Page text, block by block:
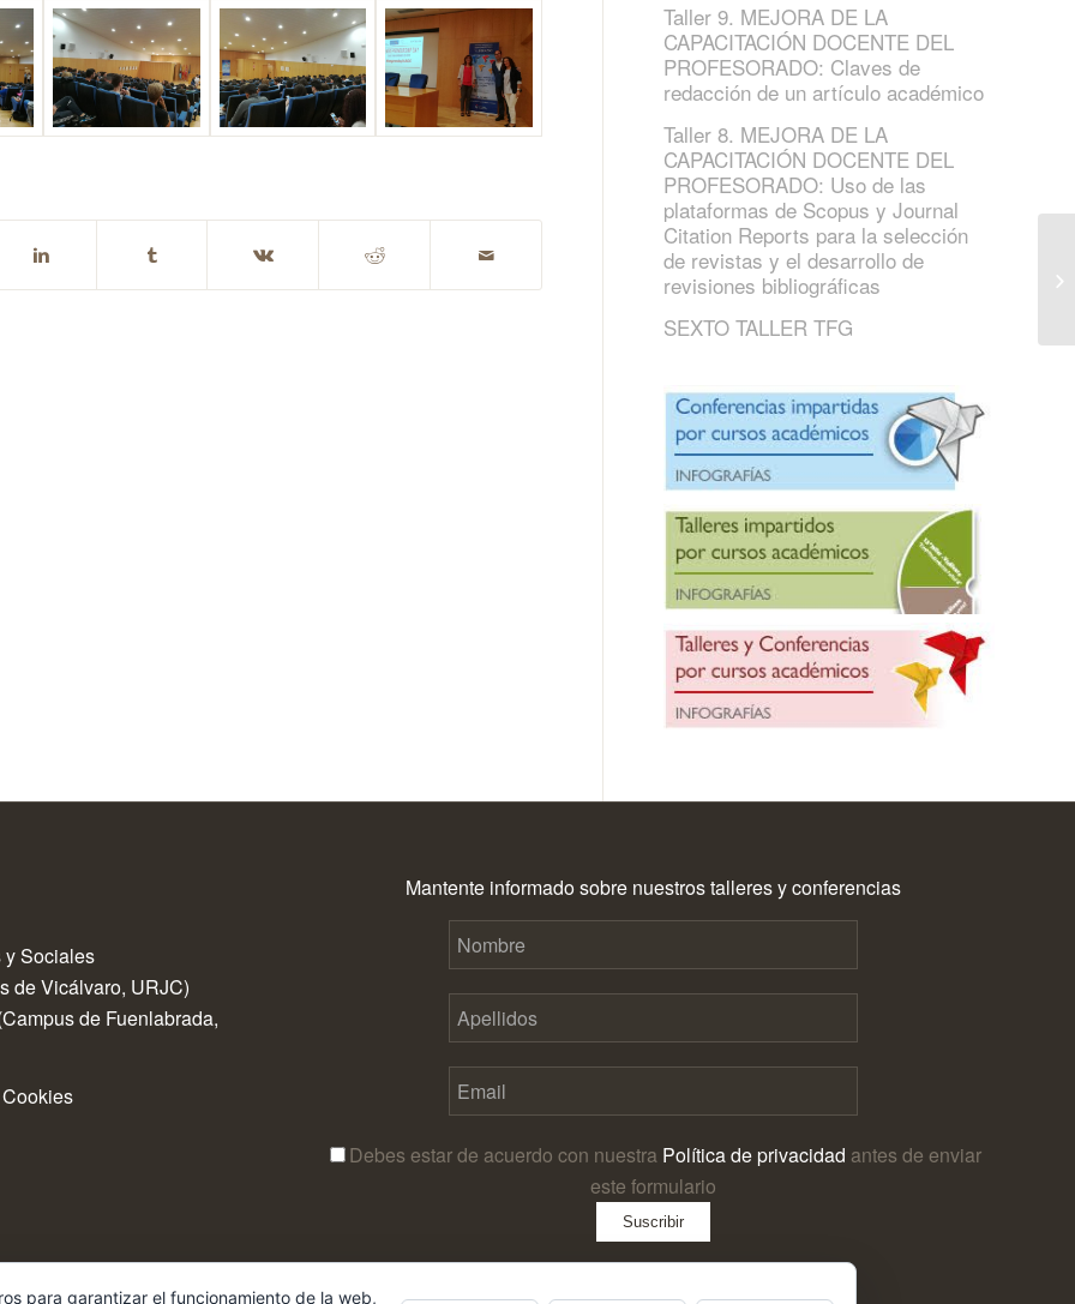
Taller 9. MEJORA DE LA
CAPACITACIÓN DOCENTE DEL
PROFESORADO: Claves de
redacción de un artículo académico
Taller 8. MEJORA DE LA
CAPACITACIÓN DOCENTE DEL
PROFESORADO: Uso de las
plataformas de Scopus y Journal
Citation Reports para la selección
de revistas y el desarrollo de
revisiones bibliográficas
SEXTO TALLER TFG
Sociales
de Vicálvaro, URJC)
de Fuenlabrada,
Cookies
Mantente informado sobre nuestros talleres y conferencias
Debes estar de acuerdo con nuestra Política de privacidad antes de enviar
este formulario
para garantizar el funcionamiento de la web,